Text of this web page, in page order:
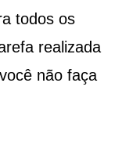
todos os
realizada
não faça